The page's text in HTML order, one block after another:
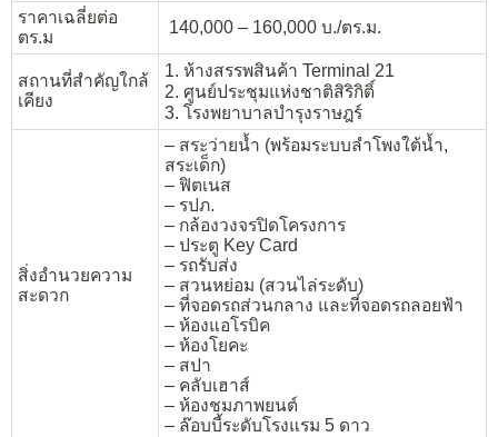
ราคาเฉลี่ยต่อ
ตร.ม
140,000 – 160,000 บ./ตร.ม.
สถานที่สำคัญใกล้
เคียง
1. ห้างสรรพสินค้า Terminal 21
2. ศูนย์ประชุมแห่งชาติสิริกิติ์
3. โรงพยาบาลบำรุงราษฎร์
สิ่งอำนวยความ
สะดวก
– สระว่ายน้ำ (พร้อมระบบลำโพงใต้น้ำ,
สระเด็ก)
– ฟิตเนส
– รปภ.
– กล้องวงจรปิดโครงการ
– ประตู Key Card
– รถรับส่ง
– สวนหย่อม (สวนไล่ระดับ)
– ที่จอดรถส่วนกลาง และที่จอดรถลอยฟ้า
– ห้องแอโรบิค
– ห้องโยคะ
– สปา
– คลับเฮาส์
– ห้องชมภาพยนต์
– ล๊อบบี้ระดับโรงแรม 5 ดาว